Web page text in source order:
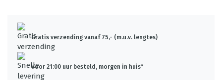
Gratis verzending vanaf 75,- (m.u.v. lengtes)
Voor 21:00 uur besteld, morgen in huis*